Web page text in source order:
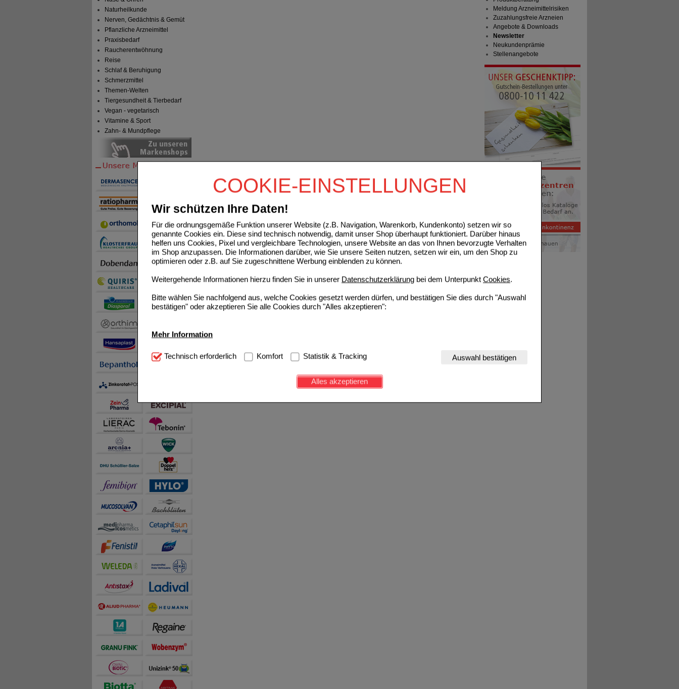
COOKIE-EINSTELLUNGEN
Wir schützen Ihre Daten!
Für die ordnungsgemäße Funktion unserer Website (z.B. Navigation, Warenkorb, Kundenkonto) setzen wir so
genannte Cookies ein. Diese sind technisch notwendig, damit unser Shop überhaupt funktioniert. Darüber hinaus
helfen uns Cookies, Pixel und vergleichbare Technologien, unsere Website an das von Ihnen bevorzugte Verhalten
im Shop anzupassen. Die Informationen darüber, wie Sie unsere Seiten nutzen, setzen wir ein, um den Shop zu
optimieren oder z.B. auf Sie zugeschnittene Werbung einblenden zu können.
Weitergehende Informationen hierzu finden Sie in unserer Datenschutzerklärung bei dem Unterpunkt Cookies.
Bitte wählen Sie nachfolgend aus, welche Cookies gesetzt werden dürfen, und bestätigen Sie dies durch "Auswahl
bestätigen" oder akzeptieren Sie alle Cookies durch "Alles akzeptieren":
Mehr Information
Technisch Notwendig: Hierbei handelt es sich um Cookies, die für die Grundfunktionen unserer Website
notwendig sind (z.B. Navigation, Warenkorb, Kundenkonto), weshalb auf diese nicht verzichtet werden kann.
Diese Cookies werden genutzt um das Einkaufserlebnis noch ansprechender zu gestalten,
beispielsweise für die Wiedererkennung des Besuchers oder unsere Seite an bevorzugte Verhaltensweisen (z.B.
Inhalte anzuzeigen und unser Partnerprogramm zu betreiben.
Statistik & Tracking:
auch die Werbung auf Drittseiten möglichst relevant für Sie zu gestalten. Bitte beachten Sie, dass Daten hierfür
teilweise an Dritte wie z.B. Google oder soziale Medien übertragen werden.
Technisch erforderlich Komfort Statistik & Tracking Auswahl bestätigen
Alles akzeptieren
Naturheilkunde
Nerven, Gedächtnis & Gemüt
Pflanzliche Arzneimittel
Praxisbedarf
Raucherentwöhnung
Reise
Schlaf & Beruhigung
Schmerzmittel
Themen-Welten
Tiergesundheit & Tierbedarf
Vegan - vegetarisch
Vitamine & Sport
Zahn- & Mundpflege
Meldung Arzneimittelrisiken
Zuzahlungsfreie Arzneien
Angebote & Downloads
Newsletter
Neukundenprämie
Stellenangebote